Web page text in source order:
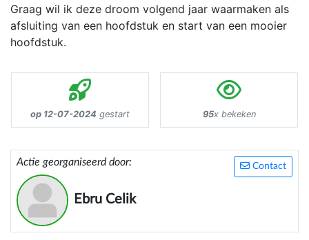
Graag wil ik deze droom volgend jaar waarmaken als
afsluiting van een hoofdstuk en start van een mooier
hoofdstuk.
op 12-07-2024 gestart 95x bekeken
Contact
Actie georganiseerd door:
Ebru Celik